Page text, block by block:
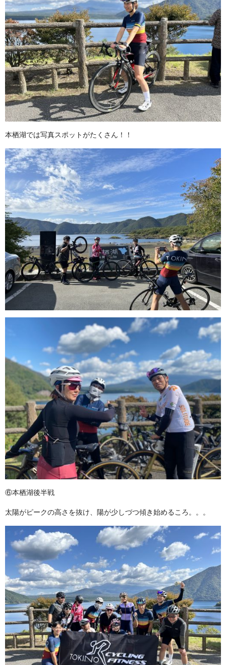
本栖湖では写真スポットがたくさん！！
⑥本栖湖後半戦
太陽がピークの高さを抜け、陽が少しづつ傾き始めるころ。。。